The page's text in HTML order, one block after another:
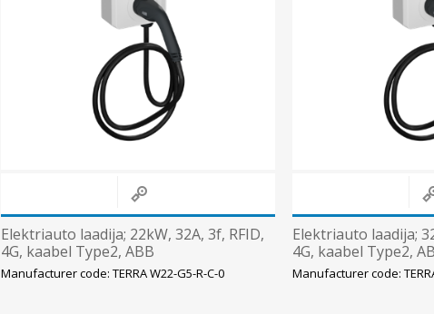
Elektriauto laadija; 22kW, 32A, 3f, RFID,
4G, kaabel Type2, ABB
Manufacturer code: TERRA W22-G5-R-C-0
Elektriauto laadija;
4G, kaabel Type2,
Manufacturer code: